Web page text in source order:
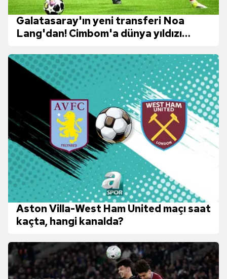
Galatasaray'ın yeni transferi Noa
Lang'dan! Cimbom'a dünya yıldızı
Aston Villa-West Ham United maçı saat
kaçta, hangi kanalda?